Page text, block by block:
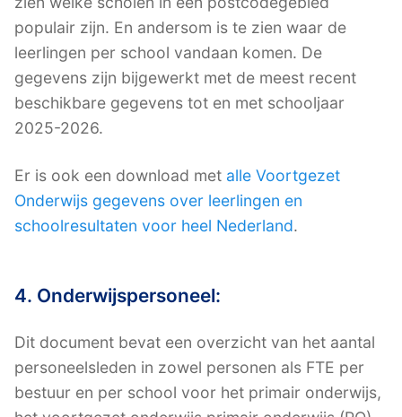
populair zijn. En andersom is te zien waar de
leerlingen per school vandaan komen. De
gegevens zijn bijgewerkt met de meest recent
beschikbare gegevens tot en met schooljaar
2025-2026.
Er is ook een download met alle Voortgezet
Onderwijs gegevens over leerlingen en
schoolresultaten voor heel Nederland.
4. Onderwijspersoneel:
Dit document bevat een overzicht van het aantal
personeelsleden in zowel personen als FTE per
bestuur en per school voor het primair onderwijs,